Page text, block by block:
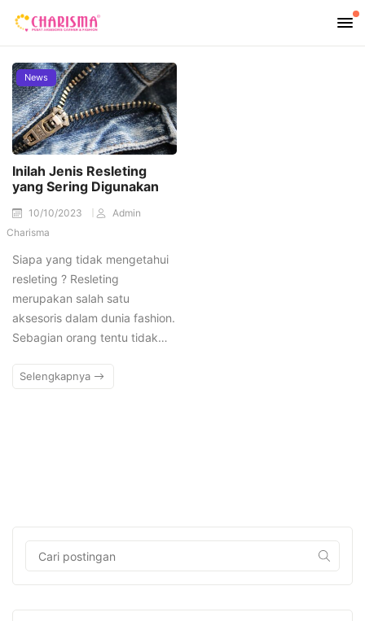
News
Inilah Jenis Resleting
yang Sering Digunakan
10/10/2023
Admin
Charisma
Siapa yang tidak mengetahui
resleting ? Resleting
merupakan salah satu
aksesoris dalam dunia fashion.
Sebagian orang tentu tidak…
Selengkapnya